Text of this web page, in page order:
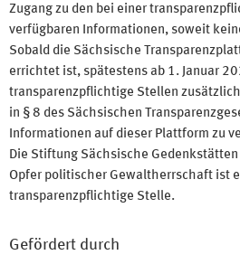
Zugang zu den bei einer
verfügbaren Informationen, soweit
Sobald die Sächsische
errichtet ist, spätestens ab 1. Januar
transparenzpflichtige Stellen
in § 8 des Sächsischen
Informationen auf dieser Plattform zu
Die Stiftung Sächsische Gedenkstätten
Opfer politischer Gewaltherrschaft ist
transparenzpflichtige Stelle.
Gefördert durch